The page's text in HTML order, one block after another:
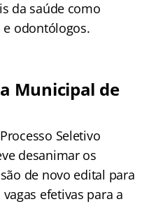
da saúde como
odontólogos.
Municipal de
Seletivo
desanimar os
de novo edital para
efetivas para a